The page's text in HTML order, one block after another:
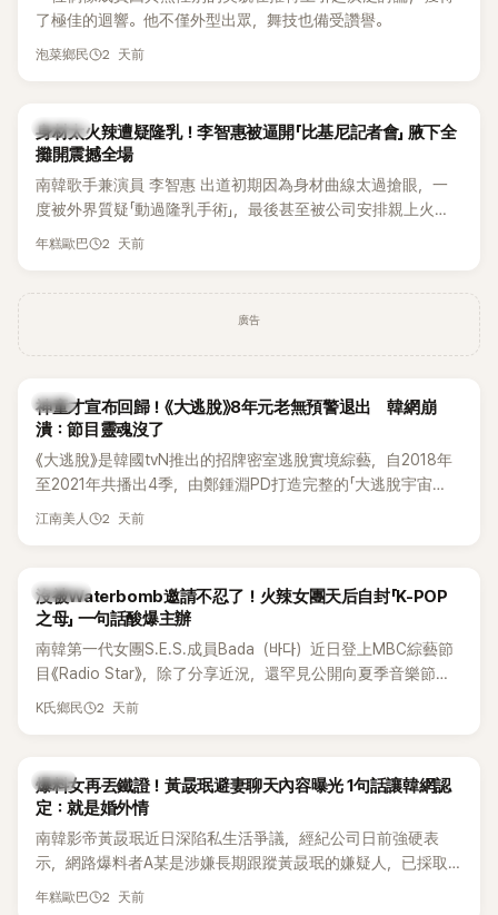
了極佳的迴響。他不僅外型出眾，舞技也備受讚譽。
泡菜鄉民 2 天前
K-POP
身材太火辣遭疑隆乳！李智惠被逼開「比基尼記者會」 腋下全
攤開震撼全場
南韓歌手兼演員 李智惠 出道初期因為身材曲線太過搶眼，一
度被外界質疑「動過隆乳手術」，最後甚至被公司安排親上火
線，召開前所未見的「泳裝記者會」澄清。這場記者會後來還被
鎮》，邀請同時兼顧工作與育兒的演藝圈代表「媽媽群」——李智
惠、李賢怡、李恩亨，以第13位「My Star」身分登場，分享最真
邊搭車邊聊天，氣氛輕鬆。聊到最近的新聞，李瑞鎮突然直球
發問：「妳不是上新聞了？說妳去做整形？是人中縮短手術嗎？」
一貫犀利又不留情的問法，讓現場瞬間笑成一片。對此，李智
惠也毫不閃躲，淡定接招，兩人鬥嘴默契十足。 話題接著一路
開過記者會？」直接點名她當年的風波。李智惠聽了忍不住笑
當年情況，李智惠終於鬆口坦言，當時確實被質疑動過隆胸手
術。她回憶：「拍了比基尼照片之後，就開始被說是不是去隆乳
了。」為了澄清誤會，她只好親自站出來說清楚。 李智惠進一步
解釋，當時隆胸手術幾乎只有「腋下切開」一種方式，「所以我就
想，既然一直說我有做，那我乾脆把腋下給大家看，證明我根
召開了一場泳裝記者招待會。當時她穿著比基尼站在一排攝影
機前，面對媒體擺出各種姿勢，畫面至今仍被網友津津樂道。
這段為平息爭議、直接公開腋下畫面自證清白的往事再度被提
起，節目現場立刻充滿驚呼聲與笑聲，也再次讓人見識到她面
對流言時「豁出去」的直率性格。其實她過去也曾在 SBS 節目
《脫掉鞋子恢單4Men》 中，親自公開那張當年引發話題的「腋下
年糕歐巴 2 天前
廣告
韓星
神童才宣布回歸！《大逃脫》8年元老無預警退出 韓網崩
潰：節目靈魂沒了
《大逃脫》是韓國tvN推出的招牌密室逃脫實境綜藝，自2018年
至2021年共播出4季，由鄭鍾淵PD打造完整的「大逃脫宇宙
（DTCU）」，憑藉燒腦劇情、電影級場景與龐大世界觀，累積
江南美人 2 天前
K-POP
沒被Waterbomb邀請不忍了！火辣女團天后自封「K-POP
之母」 一句話酸爆主辦
南韓第一代女團S.E.S.成員Bada（바다）近日登上MBC綜藝節
目《Radio Star》，除了分享近況，還罕見公開向夏季音樂節
Waterbomb喊話，笑稱自己至今從未受邀演出，更幽默表示：
K氏鄉民 2 天前
韓星
爆料女再丟鐵證！黃晸珉避妻聊天內容曝光 1句話讓韓網認
定：就是婚外情
南韓影帝黃晸珉近日深陷私生活爭議，經紀公司日前強硬表
示，網路爆料者A某是涉嫌長期跟蹤黃晸珉的嫌疑人，已採取
法律行動。不過，A某並未因此停止發聲，5日再度透過社群平
年糕歐巴 2 天前